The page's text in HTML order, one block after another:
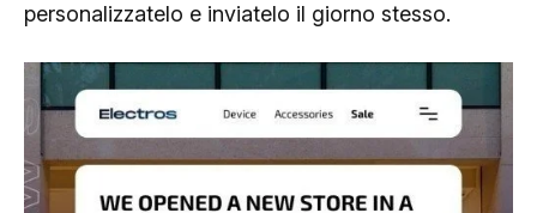
personalizzatelo e inviatelo il giorno stesso.